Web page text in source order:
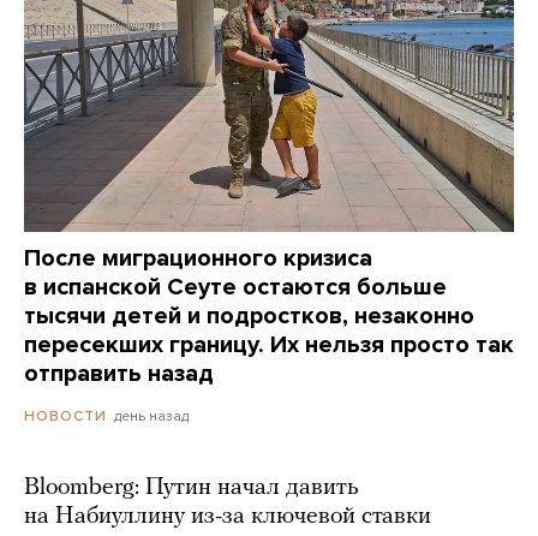
После миграционного кризиса
в испанской Сеуте остаются больше
тысячи детей и подростков, незаконно
пересекших границу. Их нельзя просто так
отправить назад
НОВОСТИ день назад
Bloomberg: Путин начал давить
на Набиуллину из-за ключевой ставки